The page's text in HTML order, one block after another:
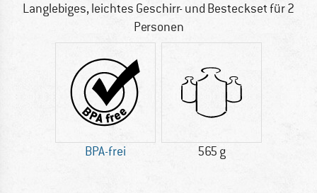
Langlebiges, leichtes Geschirr- und Besteckset für 2
Personen
BPA-frei 565 g